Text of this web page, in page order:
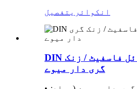
انکوائری تفصیل
DIN ہائی ٹینسائل فاسفیٹ / زنک
گری دار میوے